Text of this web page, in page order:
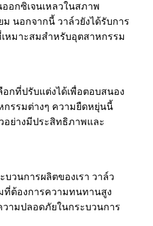
อกซิเจนเหลวในสภาพ
นอกจากนี้ วาล์วยังได้รับการ
หมาะสมสำหรับอุตสาหกรรม
กที่ปรับแต่งได้เพื่อตอบสนอง
กรรมต่างๆ ความยืดหยุ่นนี้
อย่างมีประสิทธิภาพและ
วนการผลิตของเรา วาล์ว
ที่ต้องการความทนทานสูง
ามปลอดภัยในกระบวนการ